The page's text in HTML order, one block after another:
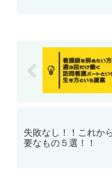
失敗なし！！これか
要なもの５選！！